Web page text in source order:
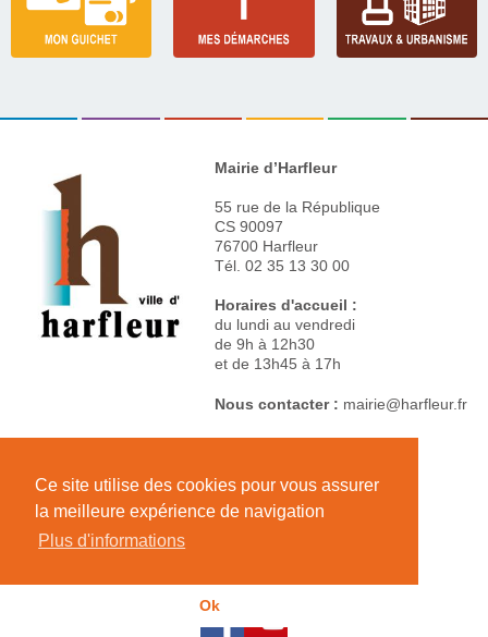
Ce site utilise des cookies pour vous assurer
la meilleure expérience de navigation
Plus d'informations
Ok
Mairie d’Harfleur
55 rue de la République
CS 90097
76700 Harfleur
Tél. 02 35 13 30 00
Horaires d'accueil :
du lundi au vendredi
de 9h à 12h30
et de 13h45 à 17h
Nous contacter : mairie@harfleur.fr
Mentions légales
Plan du site